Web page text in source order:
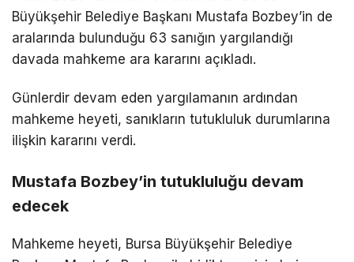
Büyükşehir Belediye Başkanı Mustafa Bozbey’in de
aralarında bulunduğu 63 sanığın yargılandığı
davada mahkeme ara kararını açıkladı.
Günlerdir devam eden yargılamanın ardından
mahkeme heyeti, sanıkların tutukluluk durumlarına
ilişkin kararını verdi.
Mustafa Bozbey’in tutukluluğu devam
edecek
Mahkeme heyeti, Bursa Büyükşehir Belediye